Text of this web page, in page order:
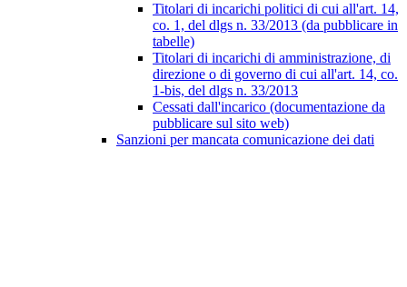
Titolari di incarichi politici di cui all'art. 14,
co. 1, del dlgs n. 33/2013 (da pubblicare in
tabelle)
Titolari di incarichi di amministrazione, di
direzione o di governo di cui all'art. 14, co.
1-bis, del dlgs n. 33/2013
Cessati dall'incarico (documentazione da
pubblicare sul sito web)
Sanzioni per mancata comunicazione dei dati